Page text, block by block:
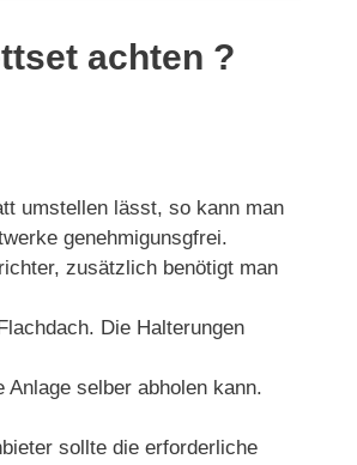
achten ?
umstellen lässt, so kann man
genehmigunsgfrei.
zusätzlich benötigt man
Die Halterungen
selber abholen kann.
sollte die erforderliche